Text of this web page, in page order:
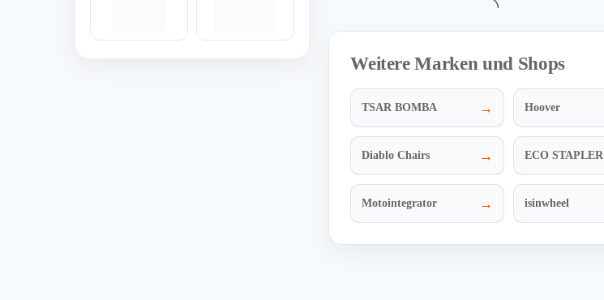
Weitere Marken und Shops
TSAR BOMBA → Hoover
Diablo Chairs → ECO STAPLER
Motointegrator → isinwheel